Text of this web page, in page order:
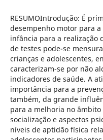
RESUMOIntrodução: É
desempenho motor para
infância para a realização
de testes pode-se
crianças e adolescentes,
caracterizam-se por não
indicadores de saúde. A
importância para a
também, da grande
para a melhoria no
socialização e aspectos
níveis de aptidão física